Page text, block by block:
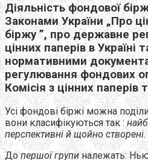
Діяльність фондової
Законами України „Про
біржу ”, про державне
цінних паперів в Україні
нормативними
регулювання фондових
Комісія з цінних
Усі фондові біржі можна
вони класифікуються так :
перспективні й щойно створені.
До першої групи належать: